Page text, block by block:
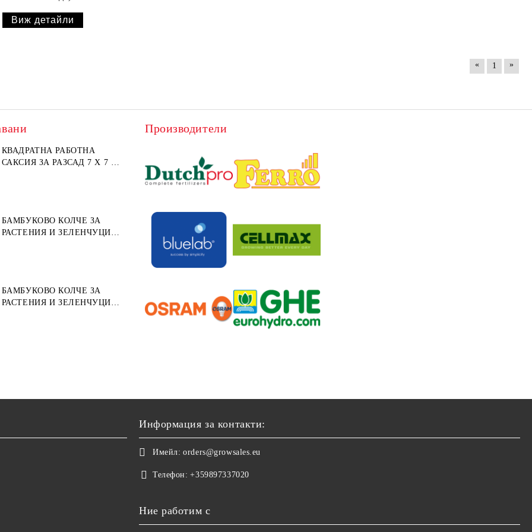
Виж детайли
« 1 »
КВАДРАТНА РАБОТНА
САКСИЯ ЗА РАЗСАД 7 X 7 X
БАМБУКОВО КОЛЧЕ ЗА
РАСТЕНИЯ И ЗЕЛЕНЧУЦИ
БАМБУКОВО КОЛЧЕ ЗА
РАСТЕНИЯ И ЗЕЛЕНЧУЦИ
Производители
Информация за контакти:
Имейл: orders@growsales.eu
Телефон: +359897337020
Ние работим с